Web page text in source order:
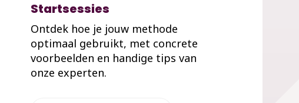
Startsessies
Ontdek hoe je jouw methode
optimaal gebruikt, met concrete
voorbeelden en handige tips van
onze experten.